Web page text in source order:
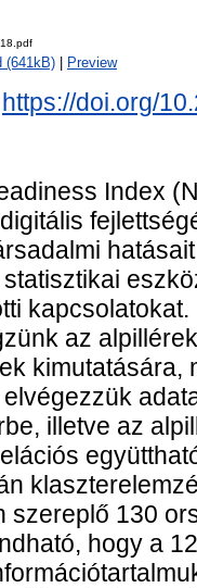
(641kB) Preview
https://doi.org/
Index
az
kimutatására,
illetve az
szereplő 130
hogy a